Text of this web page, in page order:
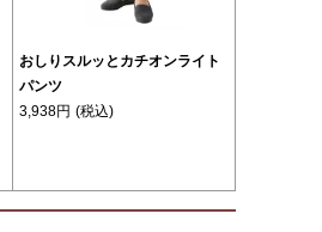
おしりスルッとカチオンライト
パンツ
3,938円 (税込)